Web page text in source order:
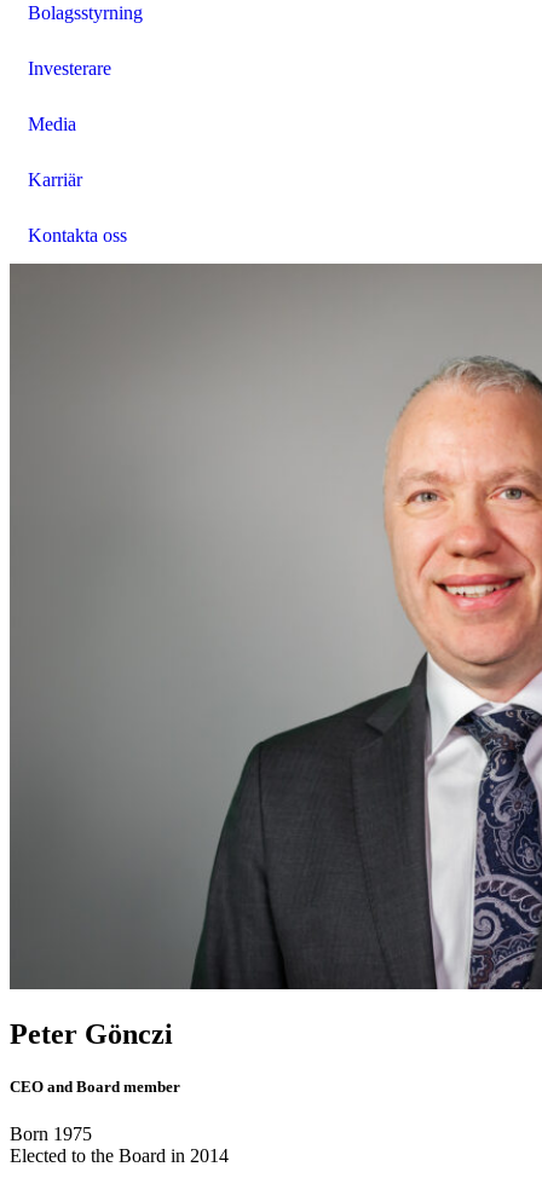
Bolagsstyrning
Investerare
Media
Karriär
Kontakta oss
Peter Gönczi
CEO and Board member
Born 1975
Elected to the Board in 2014